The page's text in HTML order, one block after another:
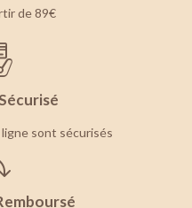
de 89€
sont sécurisés